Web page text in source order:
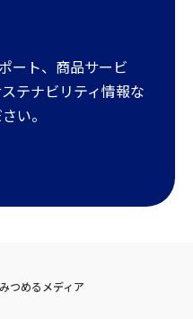
ート、商品サービ
テナビリティ情報な
い。
つめるメディア